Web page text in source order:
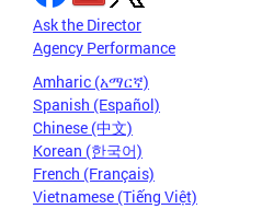
Ask the Director
Agency Performance
Amharic (አማርኛ)
Spanish (Español)
Chinese (中文)
Korean (한국어)
French (Français)
Vietnamese (Tiếng Việt)